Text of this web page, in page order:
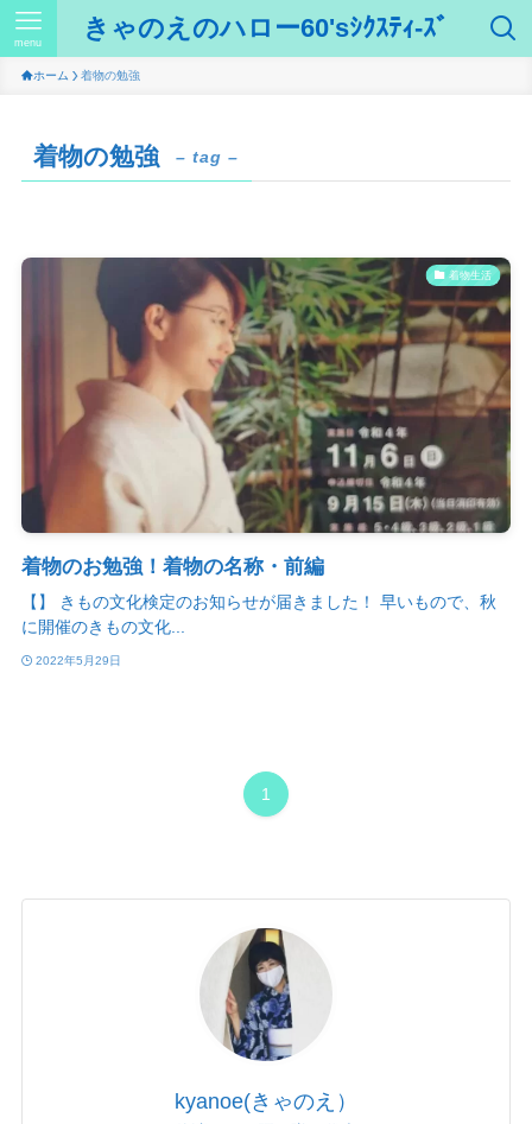
きゃのえのハロー60'sｼｸｽﾃｨ-ｽﾞ
menu
ホーム 着物の勉強
着物の勉強 – tag –
着物生活
着物のお勉強！着物の名称・前編
【】 きもの文化検定のお知らせが届きました！ 早いもので、秋
に開催のきもの文化...
2022年5月29日
1
kyanoe(きゃのえ）